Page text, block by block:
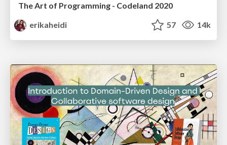
The Art of Programming - Codeland 2020
erikaheidi
57 14k